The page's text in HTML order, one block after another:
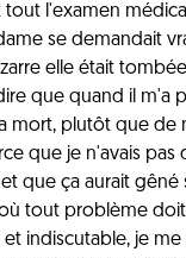
tout l'examen
se demandait
elle était
que quand il m'a
mort, plutôt que de
que je n'avais pas
que ça aurait gêné
tout problème
indiscutable, je